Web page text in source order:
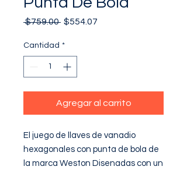
$759.00 Precio
$554.07
Cantidad *
Agregar al carrito
El juego de llaves de vanadio
hexagonales con punta de bola de
la marca Weston Disenadas con un